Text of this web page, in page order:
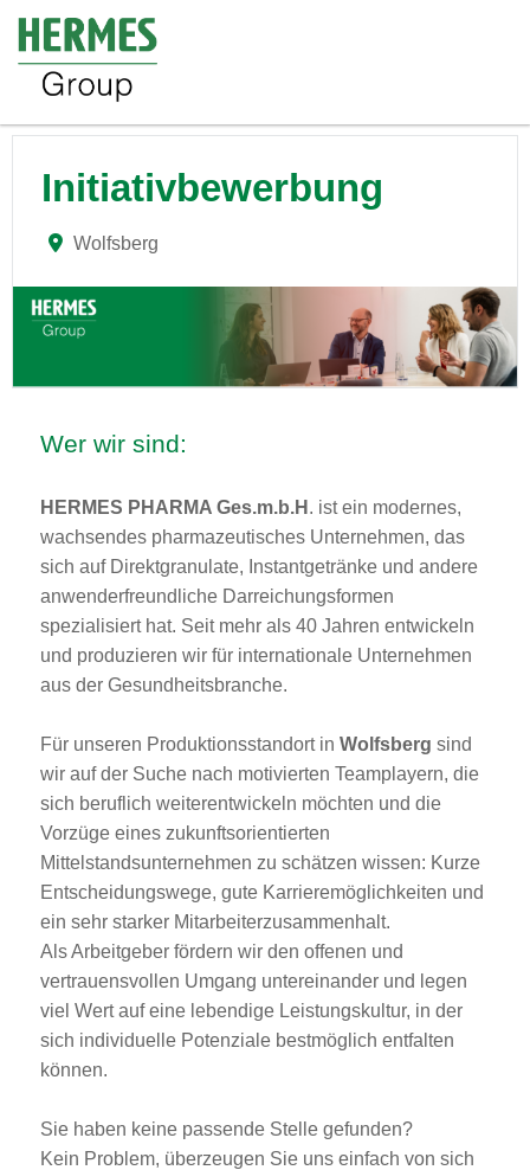
Initiativbewerbung
Wolfsberg
Wer wir sind:
HERMES PHARMA Ges.m.b.H . ist ein modernes,
wachsendes pharmazeutisches Unternehmen, das
sich auf Direktgranulate, Instantgetränke und andere
anwenderfreundliche Darreichungsformen
spezialisiert hat. Seit mehr als 40 Jahren entwickeln
und produzieren wir für internationale Unternehmen
aus der Gesundheitsbranche.
Für unseren Produktionsstandort in Wolfsberg sind
wir auf der Suche nach motivierten Teamplayern, die
sich beruflich weiterentwickeln möchten und die
Vorzüge eines zukunftsorientierten
Mittelstandsunternehmen zu schätzen wissen: Kurze
Entscheidungswege, gute Karrieremöglichkeiten und
ein sehr starker Mitarbeiterzusammenhalt.
Als Arbeitgeber fördern wir den offenen und
vertrauensvollen Umgang untereinander und legen
viel Wert auf eine lebendige Leistungskultur, in der
sich individuelle Potenziale bestmöglich entfalten
können.
Sie haben keine passende Stelle gefunden?
Kein Problem, überzeugen Sie uns einfach von sich